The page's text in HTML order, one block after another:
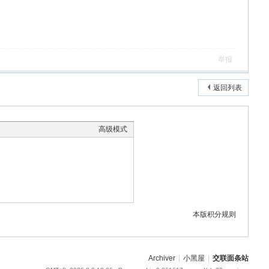
举报
返回列表
高级模式
本版积分规则
Archiver 小黑屋 交联面条站